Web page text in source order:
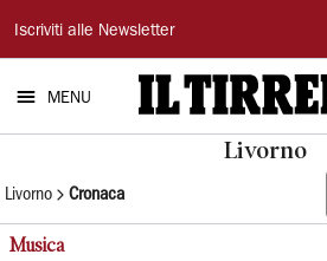
Il
Tirreno
Iscriviti alle Newsletter
MENU
Livorno
Livorno Cronaca
Musica